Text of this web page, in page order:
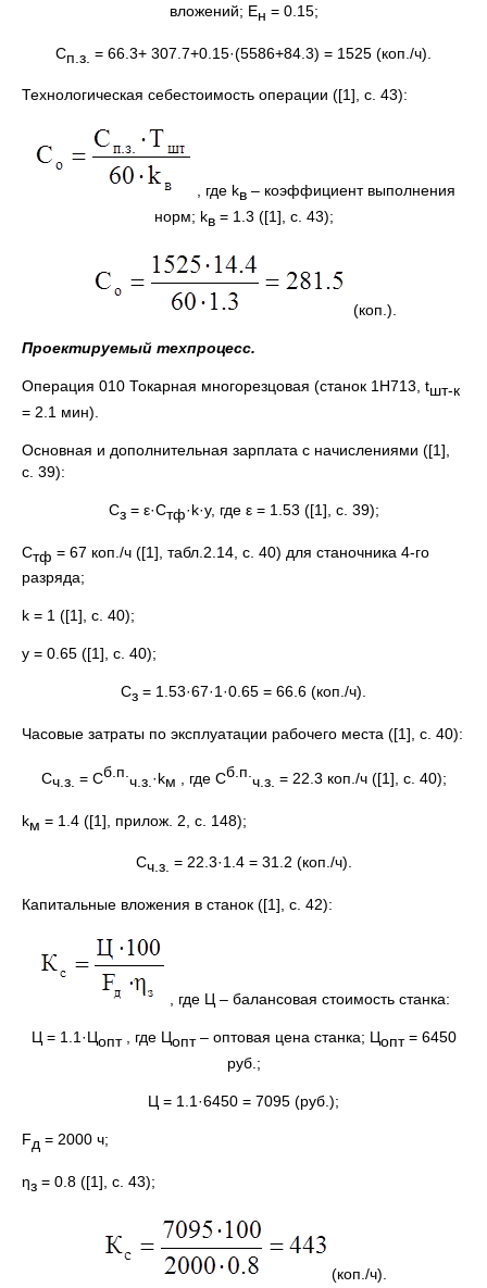
вложений; Ен = 0.15;
Сп.з. = 66.3+ 307.7+0.15·(5586+84.3) = 1525 (коп./ч).
Технологическая себестоимость операции ([1], с. 43):
, где kв– коэффициент выполнения
норм; kв= 1.3 ([1], с. 43);
(коп.).
Проектируемый техпроцесс.
Операция 010 Токарная многорезцовая (станок 1Н713, tшт-к
= 2.1 мин).
Основная и дополнительная зарплата с начислениями ([1],
с. 39):
Cз= ε·Стф·k·y, где ε = 1.53 ([1], с. 39);
Стф = 67 коп./ч ([1], табл.2.14, с. 40) для станочника 4-го
разряда;
k = 1 ([1], с. 40);
y = 0.65 ([1], с. 40);
Cз = 1.53·67·1·0.65 = 66.6 (коп./ч).
Часовые затраты по эксплуатации рабочего места ([1], с. 40):
Сч.з. = Сб.п.
ч.з.·kм , где Сб.п.
ч.з. = 22.3 коп./ч ([1], с. 40);
kм = 1.4 ([1], прилож. 2, с. 148);
Сч.з. = 22.3·1.4 = 31.2 (коп./ч).
Капитальные вложения в станок ([1], с. 42):
, где Ц – балансовая стоимость станка:
Ц = 1.1·Цопт , где Цопт– оптовая цена станка; Цопт= 6450
руб.;
Ц = 1.1·6450 = 7095 (руб.);
Fд = 2000 ч;
ηз = 0.8 ([1], с. 43);
(коп./ч).